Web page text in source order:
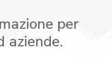
per
aziende.